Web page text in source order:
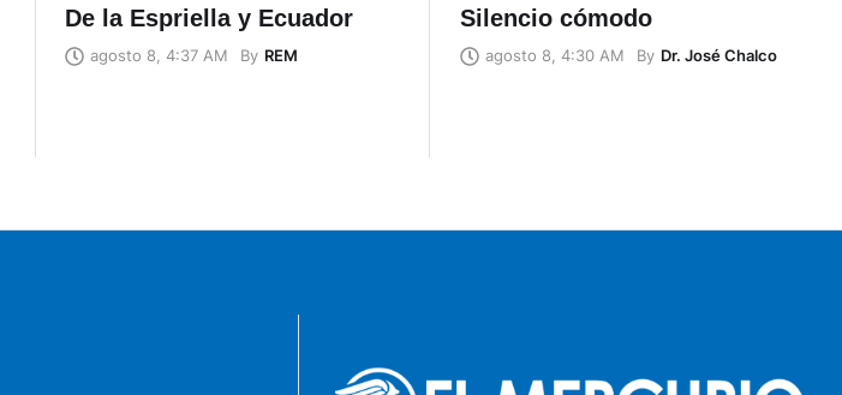
De la Espriella y Ecuador
agosto 8, 4:37 AM By REM
Silencio cómodo
agosto 8, 4:30 AM By Dr. José Chalco